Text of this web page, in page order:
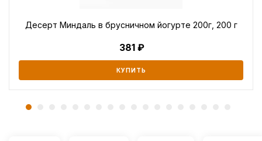
Десерт Миндаль в брусничном йогурте 200г, 200 г
381
КУПИТЬ